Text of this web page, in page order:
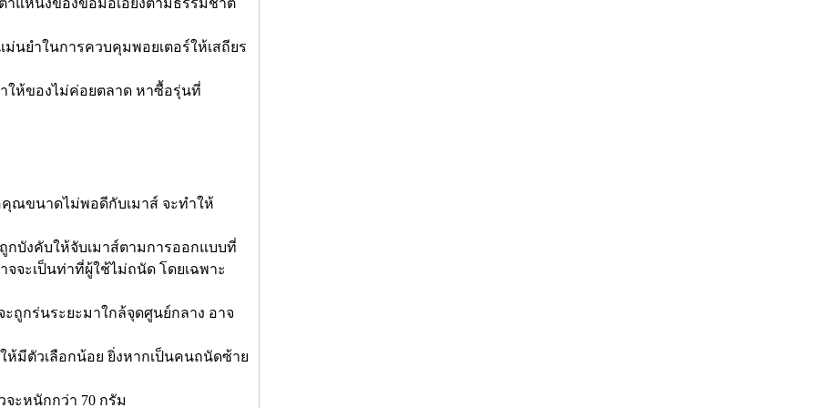
แหน่งของข้อมือเอียงตามธรรมชาติ
นยำในการควบคุมพอยเตอร์ให้เสถียร
ำให้ของไม่ค่อยตลาด หาซื้อรุ่นที่
ณขนาดไม่พอดีกับเมาส์ จะทำให้
บังคับให้จับเมาส์ตามการออกแบบที่
จะเป็นท่าที่ผู้ใช้ไม่ถนัด โดยเฉพาะ
ถูกร่นระยะมาใกล้จุดศูนย์กลาง อาจ
ห้มีตัวเลือกน้อย ยิ่งหากเป็นคนถนัดซ้าย
ะหนักกว่า 70 กรัม